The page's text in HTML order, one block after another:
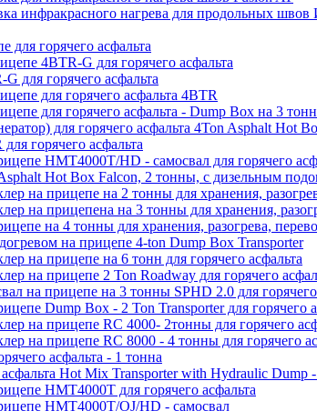
инфракрасного нагрева для продольных
для горячего асфальта
4BTR-G для горячего асфальта
для горячего асфальта
для горячего асфальта 4BTR
для горячего асфальта - Dump Box на 3
для горячего асфальта 4Ton Asphalt Hot
горячего асфальта
HMT4000T/HD - самосвал для горячего
Hot Box Falcon, 2 тонны, с дизельным
на прицепе на 2 тонны для хранения,
на прицепена на 3 тонны для хранения,
на 4 тонны для хранения, разогрева,
на прицепе 4-ton Dump Box Transporter
на прицепе на 6 тонн для горячего асфальта
на прицепе 2 Ton Roadway для горячего
на прицепе на 3 тонны SPHD 2.0 для горячего
Dump Box - 2 Ton Transporter для горячего
на прицепе RC 4000- 2тонны для горячего
на прицепе RC 8000 - 4 тонны для горячего
асфальта - 1 тонна
асфальта Hot Mix Transporter with Hydraulic Dump
HMT4000T для горячего асфальта
HMT4000T/OJ/HD - самосвал